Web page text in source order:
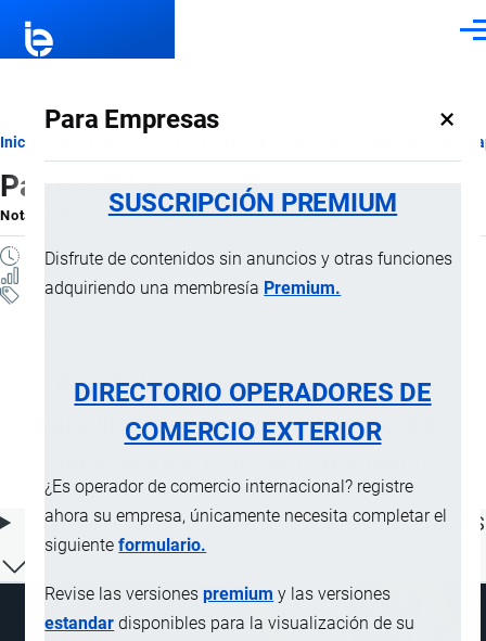
Para Empresas ×
SUSCRIPCIÓN PREMIUM
Disfrute de contenidos sin anuncios y otras funciones
adquiriendo una membresía Premium.
DIRECTORIO OPERADORES DE
COMERCIO EXTERIOR
¿Es operador de comercio internacional? registre
ahora su empresa, únicamente necesita completar el
siguienteformulario.
Revise las versionespremium y las versiones
estandar disponibles para la visualización de su
Ruta
de
navegación
Inicio
Partida 84.67
Nota ExplicativaporImportaciones …, 22 Julio, 2024
5 MINUTOS
Notas Explicativas
84.67 Herramientas neumáticas,
hidráulicas o con motor incorporado,
ÍNDICE DE CONTENIDOS